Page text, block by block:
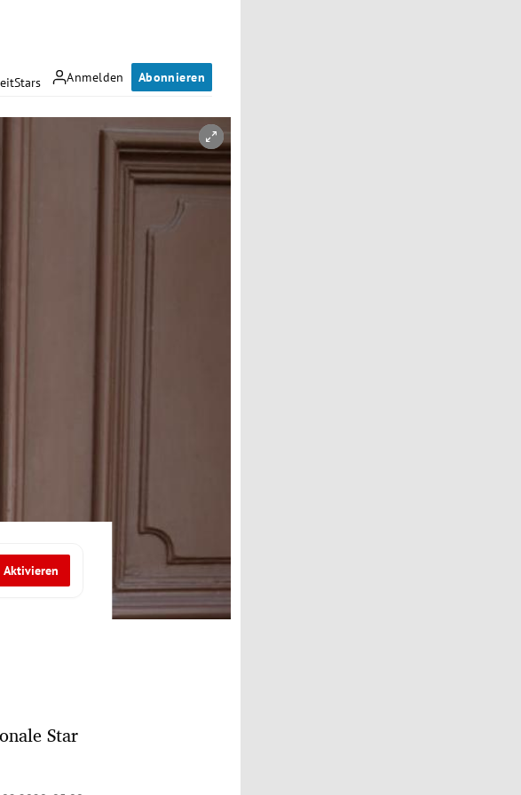
Anmelden Abonnieren
Stars
Aktivieren
Star